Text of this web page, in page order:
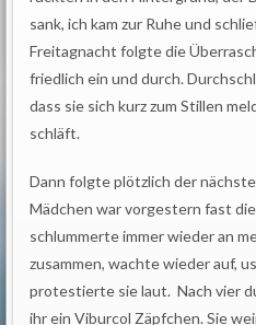
sank, ich kam zur Ruhe und
Freitagnacht folgte die
friedlich ein und durch.
dass sie sich kurz zum Stillen
schläft.
Dann folgte plötzlich der
Mädchen war vorgestern fast
schlummerte immer wieder an
zusammen, wachte wieder auf,
protestierte sie laut. Nach vier
ihr ein Viburcol Zäpfchen. Sie